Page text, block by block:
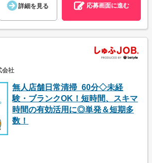
詳細を見る 応募画面に進む
会社
無人店舗日常清掃_60分◇未経
験・ブランクOK！短時間、スキマ
時間の有効活用に◎単発＆短期多
数！